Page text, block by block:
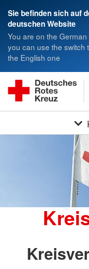
Sie befinden sich auf
deutschen Website
You are on the German
you can use the switch
the English one